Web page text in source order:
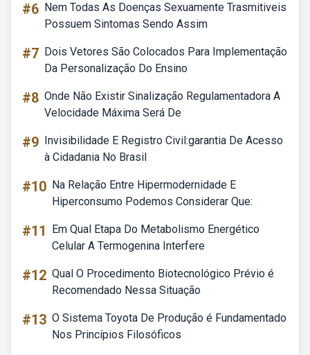
#6 Nem Todas As Doenças Sexuamente Trasmitiveis
Possuem Sintomas Sendo Assim
#7 Dois Vetores São Colocados Para Implementação
Da Personalização Do Ensino
#8 Onde Não Existir Sinalização Regulamentadora A
Velocidade Máxima Será De
#9 Invisibilidade E Registro Civil:garantia De Acesso
à Cidadania No Brasil
#10 Na Relação Entre Hipermodernidade E
Hiperconsumo Podemos Considerar Que:
#11
Em Qual Etapa Do Metabolismo Energético
Celular A Termogenina Interfere
#12 Qual O Procedimento Biotecnológico Prévio é
Recomendado Nessa Situação
#13 O Sistema Toyota De Produção é Fundamentado
Nos Princípios Filosóficos